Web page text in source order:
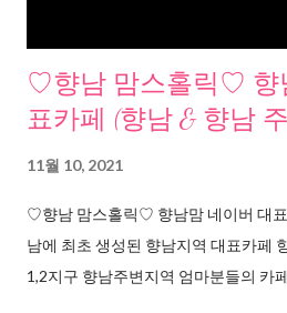
♡향남 맘스홀릭♡ 향
표카페 (향남 & 향남
11월 10, 2021
♡향남 맘스홀릭♡ 향남맘 네이버 대
남에 최초 생성된 향남지역 대표카페
1,2지구 향남주변지역 엄마분들의 카